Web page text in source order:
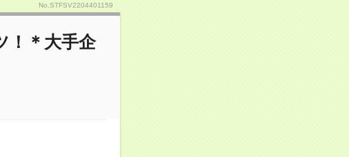
No.STFSV2204401159
！＊大手企